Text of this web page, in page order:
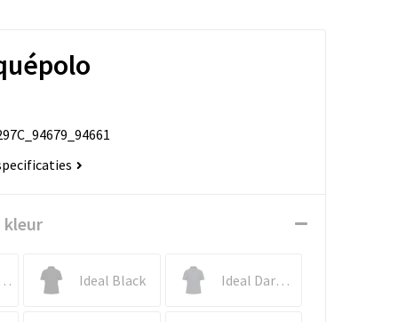
kleur
Blue Ideal Black Ideal Dark Grey